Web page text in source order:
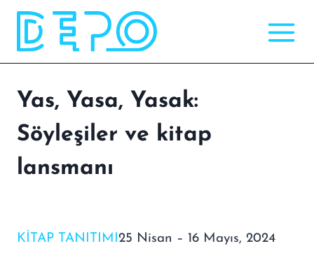
Skip
content
Yas, Yasa, Yasak:
Söyleşiler ve kitap
lansmanı
KITAP TANITIMI25 Nisan – 16 Mayıs, 2024